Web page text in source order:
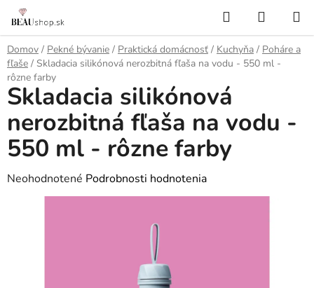
Prejsť
obsah
Hľadať
KOŠÍK
Domov / Pekné bývanie / Praktická domácnosť / Kuchyňa / Poháre a
fľaše / Skladacia silikónová nerozbitná fľaša na vodu - 550 ml -
rôzne farby
Skladacia silikónová
nerozbitná fľaša na vodu -
550 ml - rôzne farby
Priemerné
hodnotenie
Neohodnotené Podrobnosti hodnotenia